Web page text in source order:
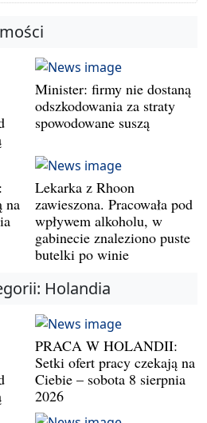
Minister: firmy nie dostaną
odszkodowania za straty
spowodowane suszą
na
Lekarka z Rhoon
zawieszona. Pracowała pod
wpływem alkoholu, w
gabinecie znaleziono puste
butelki po winie
Holandia
PRACA W HOLANDII:
Setki ofert pracy czekają na
Ciebie – sobota 8 sierpnia
2026